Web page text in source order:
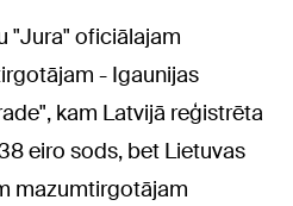
"Jura" oficiālajam
- Igaunijas
kam Latvijā reģistrēta
eiro sods, bet Lietuvas
mazumtirgotājam